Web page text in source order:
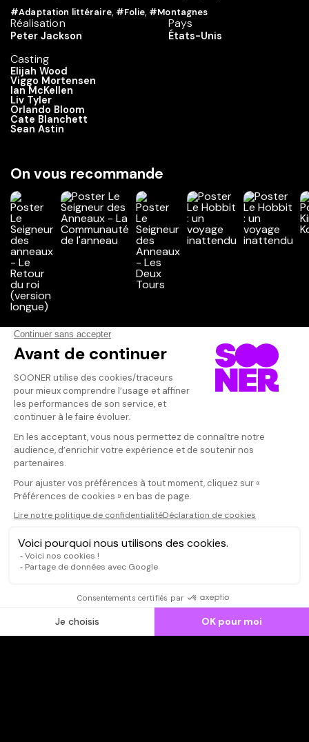
#Adaptation littéraire, #Folie, #Montagnes
Réalisation
Peter Jackson
Casting
Elijah Wood
Viggo Mortensen
Ian McKellen
Liv Tyler
Orlando Bloom
Cate Blanchett
Sean Astin
Pays
États-Unis
On vous recommande
Vos avis
Donnez votre avis
Votre note
Votre commentaire
Il faut vous connecter pour
publier un avis
CONNEXION
Qui sommes-nous ?